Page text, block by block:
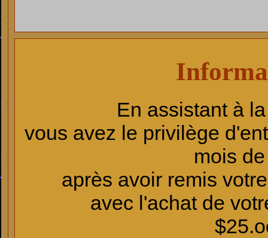
En assistant à
vous avez le privilège
mois
après avoir remis
avec l'achat de